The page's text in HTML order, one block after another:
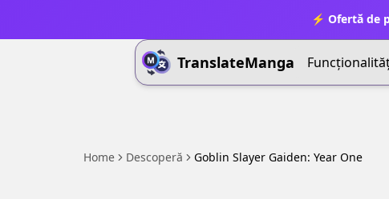
⚡ Ofertă de
TranslateManga
Home Descoperă Goblin Slayer Gaiden: Year One